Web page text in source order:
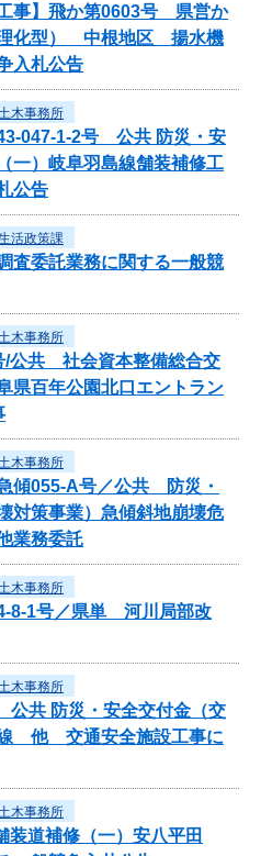
事】飛か第0603号 県営か
理化型） 中根地区 揚水機
入札公告
木事務所
047-1-2号 公共 防災・安
一）岐阜羽島線舗装補修工
公告
活政策課
査委託業務に関する一般競
木事務所
/公共 社会資本整備総合交
県百年公園北口エントラン
木事務所
傾055-A号／公共 防災・
対策事業）急傾斜地崩壊危
業務委託
木事務所
8-1号／県単 河川局部改
木事務所
共 防災・安全交付金（交
他 交通安全施設工事に
木事務所
道補修（一）安八平田